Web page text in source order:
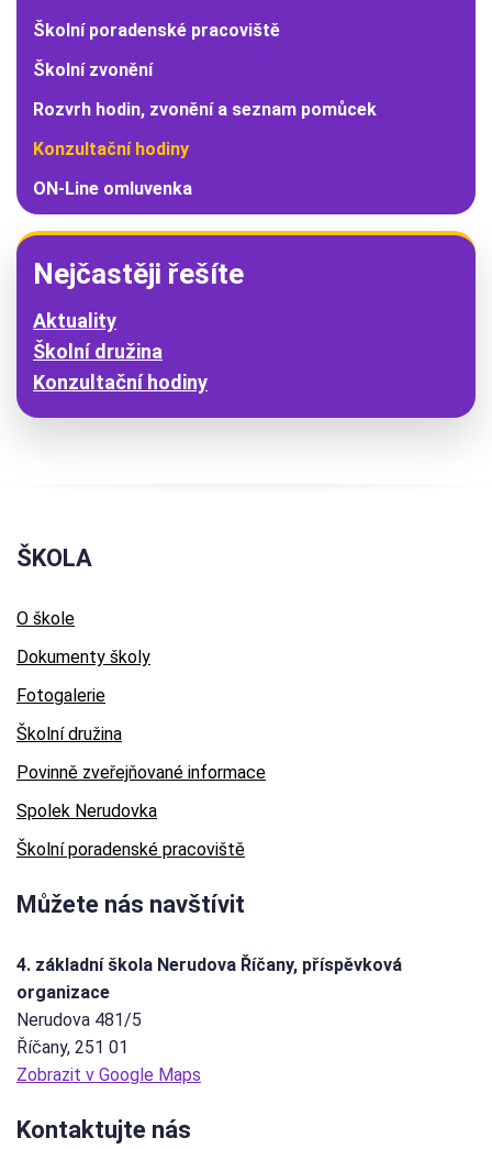
Školní poradenské pracoviště
Školní zvonění
Rozvrh hodin, zvonění a seznam pomůcek
Konzultační hodiny
ON-Line omluvenka
Nejčastěji řešíte
Aktuality
Školní družina
Konzultační hodiny
ŠKOLA
O škole
Dokumenty školy
Fotogalerie
Školní družina
Povinně zveřejňované informace
Spolek Nerudovka
Školní poradenské pracoviště
Můžete nás navštívit
4. základní škola Nerudova Říčany, příspěvková
organizace
Nerudova 481/5
Říčany, 251 01
Zobrazit v Google Maps
Kontaktujte nás